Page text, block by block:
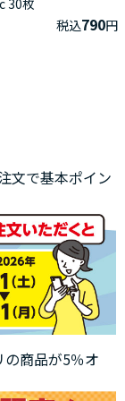
税込790円
文で基本ポイン
商品が5％オ